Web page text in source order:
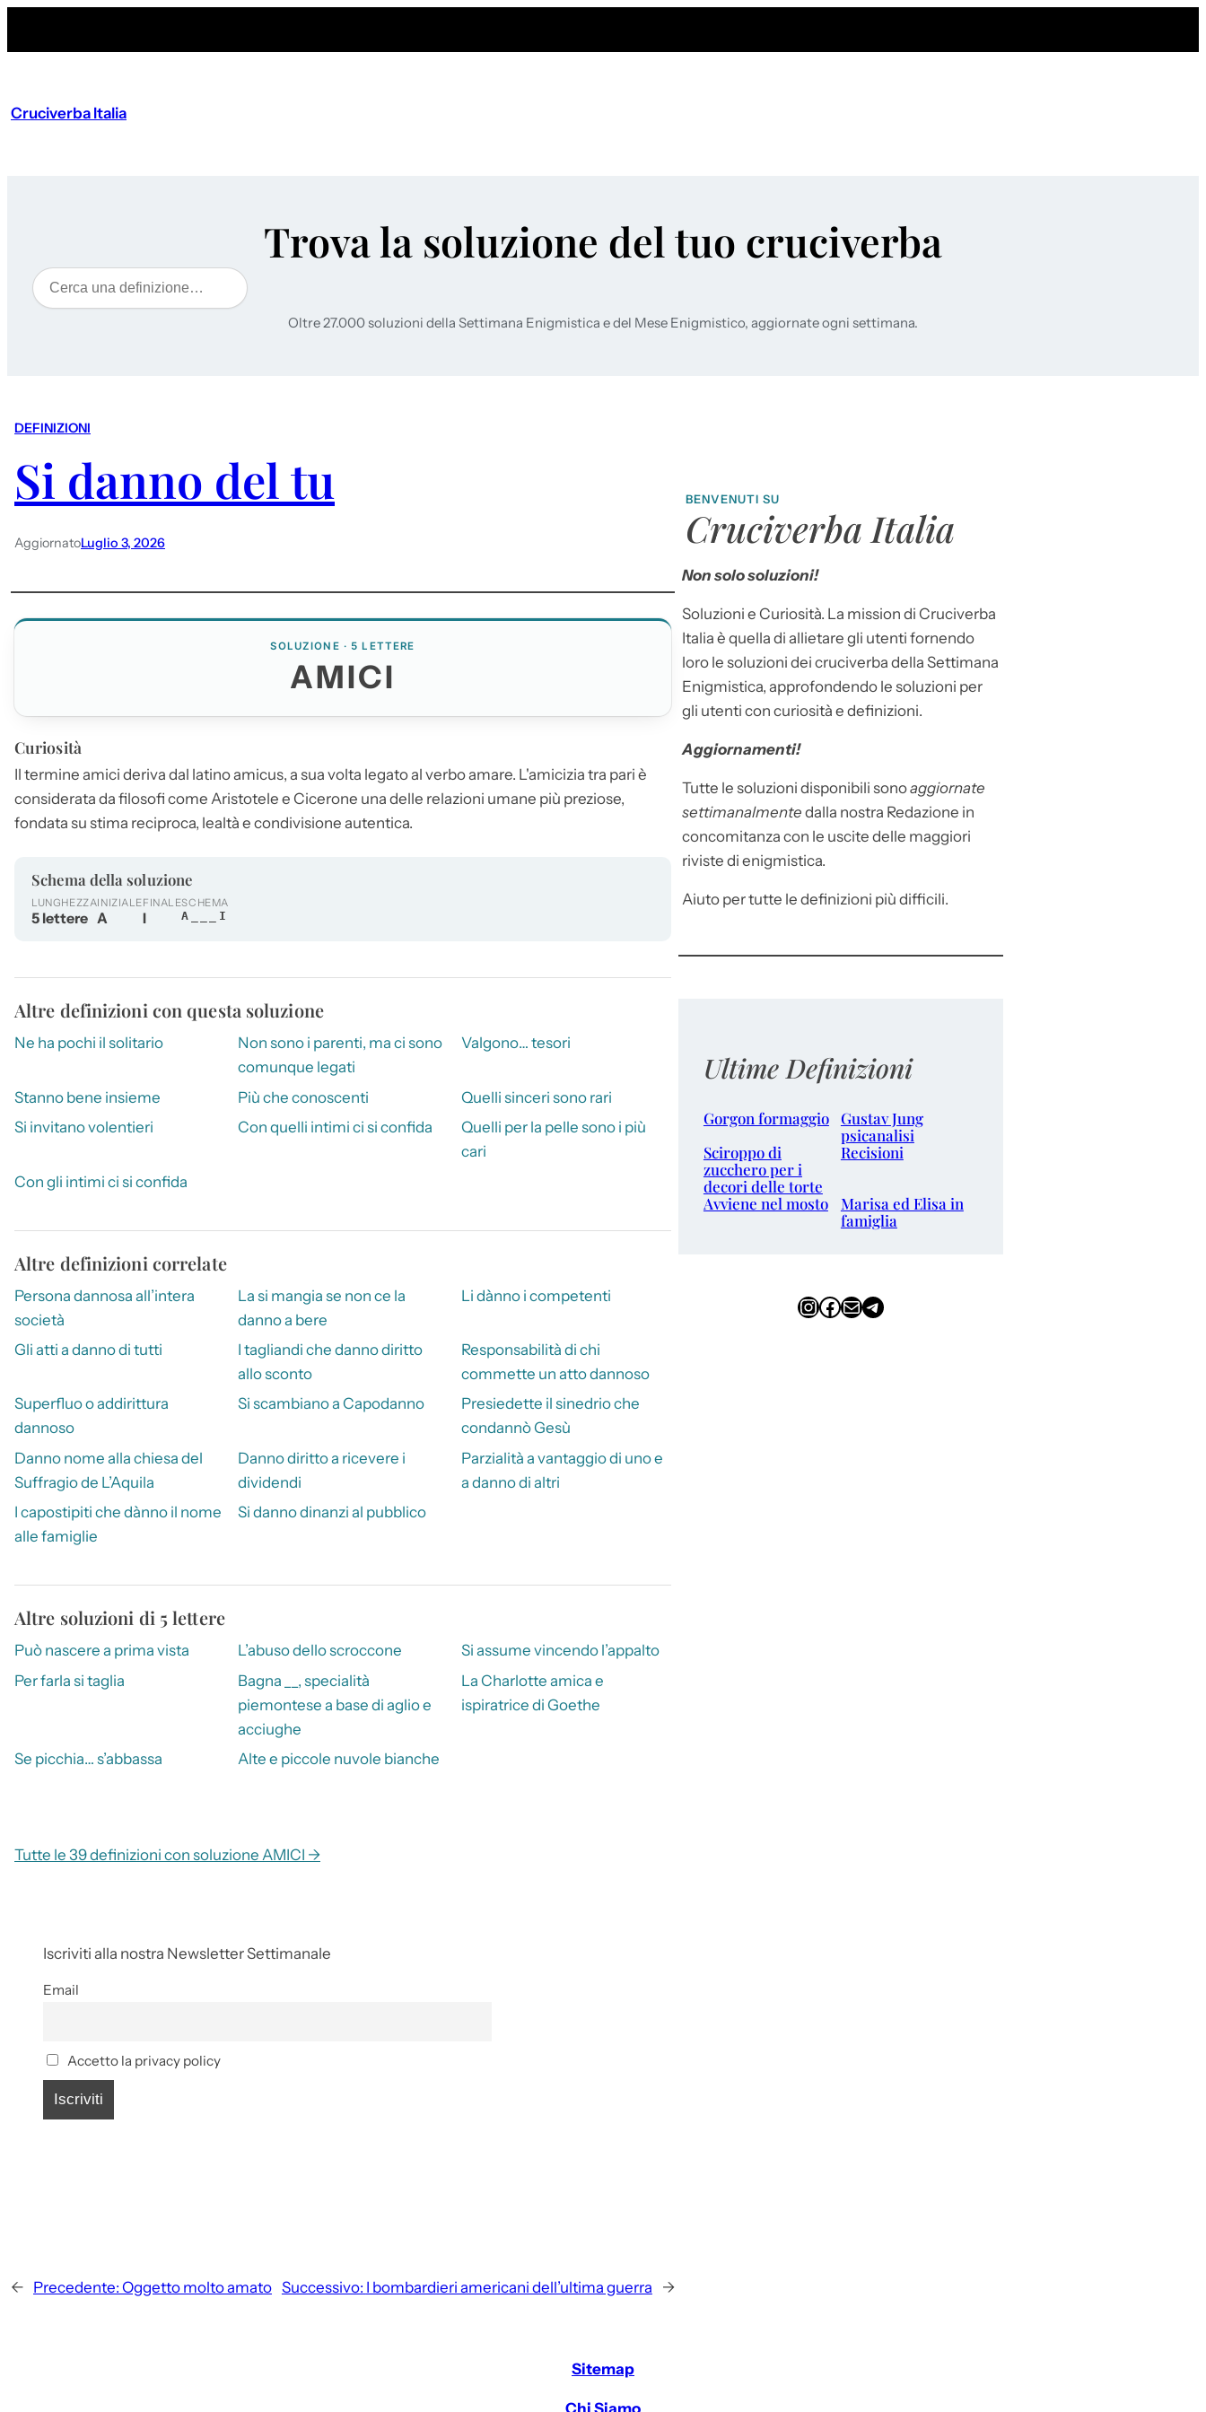
Cruciverba Italia
Trova la soluzione del tuo cruciverba
Cerca
Oltre 27.000 soluzioni della Settimana Enigmistica e del Mese Enigmistico, aggiornate ogni settimana.
DEFINIZIONI
Si danno del tu
AggiornatoLuglio 3, 2026
SOLUZIONE · 5 LETTERE
AMICI
Curiosità
Il termine amici deriva dal latino amicus, a sua volta legato al verbo amare. L'amicizia tra pari è
considerata da filosofi come Aristotele e Cicerone una delle relazioni umane più preziose,
fondata su stima reciproca, lealtà e condivisione autentica.
Schema della soluzione
LUNGHEZZA
5 lettere
INIZIALE
A
FINALE
I
SCHEMA
A___I
Altre definizioni con questa soluzione
Ne ha pochi il solitario
Non sono i parenti, ma ci sono
comunque legati
Valgono… tesori
Stanno bene insieme Più che conoscenti
Quelli sinceri sono rari
Si invitano volentieri
Con quelli intimi ci si confida
Quelli per la pelle sono i più
cari
Con gli intimi ci si confida
Altre definizioni correlate
Persona dannosa all’intera
società
La si mangia se non ce la
danno a bere
Li dànno i competenti
Gli atti a danno di tutti
I tagliandi che danno diritto
allo sconto
Responsabilità di chi
commette un atto dannoso
Superfluo o addirittura
dannoso
Si scambiano a Capodanno
Presiedette il sinedrio che
condannò Gesù
Danno nome alla chiesa del
Suffragio de L’Aquila
Danno diritto a ricevere i
dividendi
Parzialità a vantaggio di uno e
a danno di altri
I capostipiti che dànno il nome
alle famiglie
Si danno dinanzi al pubblico
Altre soluzioni di 5 lettere
Può nascere a prima vista L’abuso dello scroccone
Si assume vincendo l’appalto
Per farla si taglia
Bagna __, specialità
piemontese a base di aglio e
acciughe
La Charlotte amica e
ispiratrice di Goethe
Se picchia… s’abbassa Alte e piccole nuvole bianche
Tutte le 39 definizioni con soluzione AMICI →
Iscriviti alla nostra Newsletter Settimanale
Email
Accetto la privacy policy
← Precedente: Oggetto molto amato Successivo: I bombardieri americani dell’ultima guerra →
BENVENUTI SU
Cruciverba Italia
Non solo soluzioni!
Soluzioni e Curiosità. La mission di Cruciverba
Italia è quella di allietare gli utenti fornendo
loro le soluzioni dei cruciverba della Settimana
Enigmistica, approfondendo le soluzioni per
gli utenti con curiosità e definizioni.
Aggiornamenti!
Tutte le soluzioni disponibili sonoaggiornate
settimanalmente dalla nostra Redazione in
concomitanza con le uscite delle maggiori
riviste di enigmistica.
Aiuto per tutte le definizioni più difficili.
Ultime Definizioni
Gorgon formaggio Gustav Jung
psicanalisi
Sciroppo di
zucchero per i
decori delle torte
Recisioni
Avviene nel mosto
Marisa ed Elisa in
famiglia
InstagramFacebook Email Telegram
Sitemap